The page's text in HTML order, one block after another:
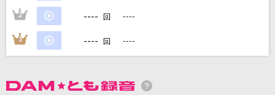
カラオケ最新情報をチェック！
DAMに会員登録・ログインして
2 ---- 回 ----
3 ---- 回 ----